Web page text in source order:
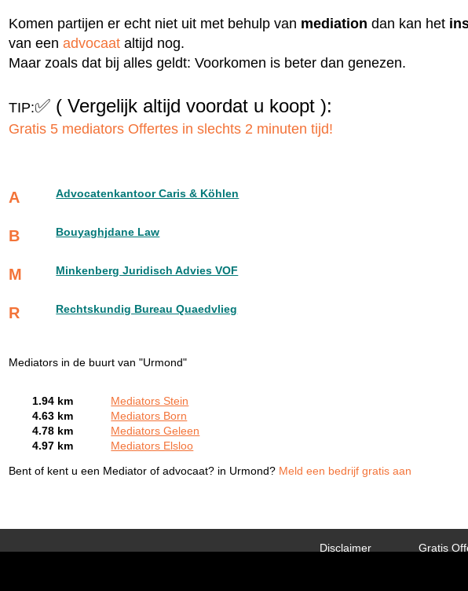
Komen partijen er echt niet uit met behulp van mediation dan kan het
van eenadvocaat altijd nog.
Maar zoals dat bij alles geldt: Voorkomen is beter dan genezen.
TIP:✅ ( Vergelijk altijd voordat u koopt ):
Gratis 5 mediators Offertes in slechts 2 minuten tijd!
A Advocatenkantoor Caris & Köhlen
B Bouyaghjdane Law
M Minkenberg Juridisch Advies VOF
R Rechtskundig Bureau Quaedvlieg
Mediators in de buurt van "Urmond"
1.94 km
Mediators Stein
4.63 km
Mediators Born
4.78 km
Mediators Geleen
4.97 km
Mediators Elsloo
Bent of kent u een Mediator of advocaat? in Urmond? Meld een bedrijf gratis aan
Gratis
Disclaimer